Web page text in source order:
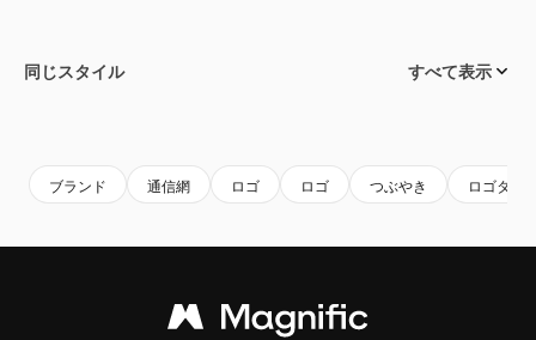
同じスタイル すべて表示
ブランド 通信網 ロゴ ロゴ つぶやき ロゴタイ